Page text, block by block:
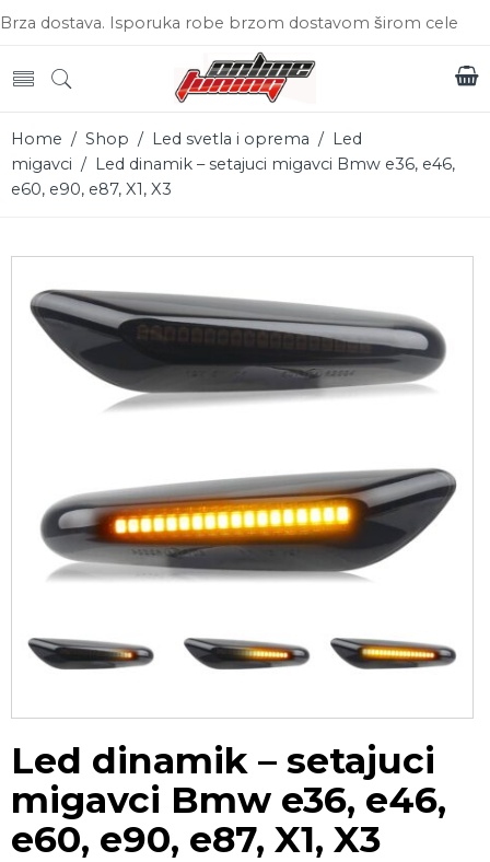
Brza dostava. Isporuka robe brzom dostavom širom cele
Home / Shop / Led svetla i oprema / Led
migavci / Led dinamik – setajuci migavci Bmw e36, e46,
e60, e90, e87, X1, X3
Led dinamik – setajuci
migavci Bmw e36, e46,
e60, e90, e87, X1, X3